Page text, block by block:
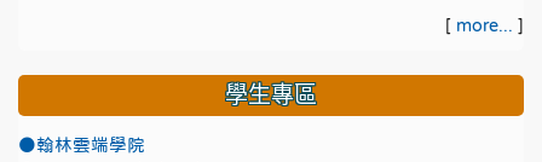
[ more... ]
學生專區
●翰林雲端學院